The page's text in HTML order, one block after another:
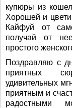
купюры из
Хорошей и
Кайфуй от
получай от
простого
Поздравляю с
приятных
удивительных
приятным и
радостными